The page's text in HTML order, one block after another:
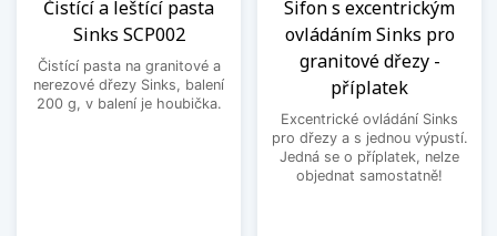
Čistící a leštící pasta
Sinks SCP002
Čistící pasta na granitové a
nerezové dřezy Sinks, balení
200 g, v balení je houbička.
Sifon s excentrickým
ovládáním Sinks pro
granitové dřezy -
příplatek
Excentrické ovládání Sinks
pro dřezy a s jednou výpustí.
Jedná se o příplatek, nelze
objednat samostatně!